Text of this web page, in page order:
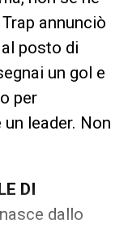
annunciò
posto di
un gol e
per
leader. Non
DI
dallo